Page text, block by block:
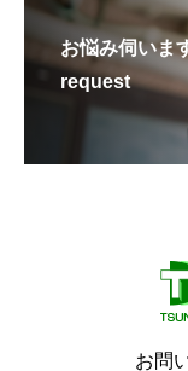
お悩み伺いま
request
お問